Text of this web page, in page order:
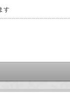
す